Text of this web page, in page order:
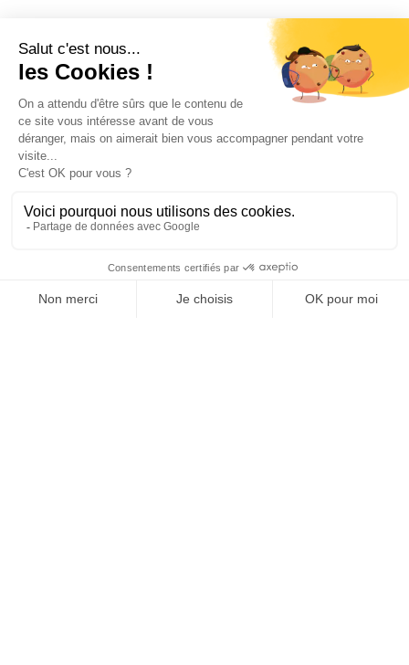
Catégorie

Anti rongeurs
Matériels applicateurs
Anti pigeons
Les Répulsifs
Désinfectants pro
Ultrasons
Gamme Bio